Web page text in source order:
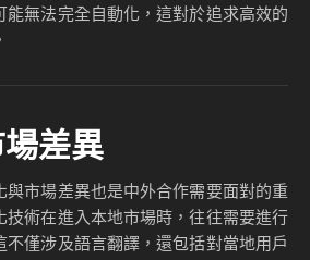
無法完全自動化，這對於追求高效的
差異
與市場差異也是中外合作需要面對的重
技術在進入本地市場時，往往需要進行
僅涉及語言翻譯，還包括對當地用戶